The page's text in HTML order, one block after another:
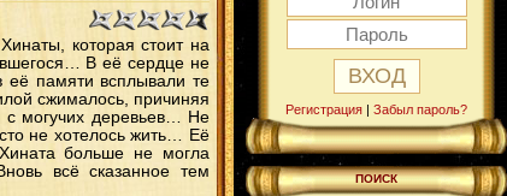
которая стоит на
В её сердце не
её памяти всплывали те
сжималось, причиняя
с могучих деревьев… Не
не хотелось жить… Её
больше не могла
всё сказанное тем
Регистрация | Забыл пароль?
ПОИСК